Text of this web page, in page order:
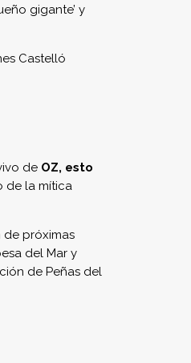
gigante’ y
Castelló
de OZ, esto
de la mítica
de próximas
del Mar y
de Peñas del